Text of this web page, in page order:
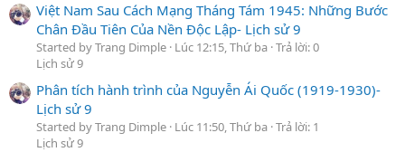
Việt Nam Sau Cách Mạng Tháng Tám 1945: Những Bước
Chân Đầu Tiên Của Nền Độc Lập- Lịch sử 9
Started by Trang Dimple Lúc 12:15, Thứ ba Trả lời: 0
Lịch sử 9
Phân tích hành trình của Nguyễn Ái Quốc (1919-1930)-
Lịch sử 9
Started by Trang Dimple Lúc 11:50, Thứ ba Trả lời: 1
Lịch sử 9